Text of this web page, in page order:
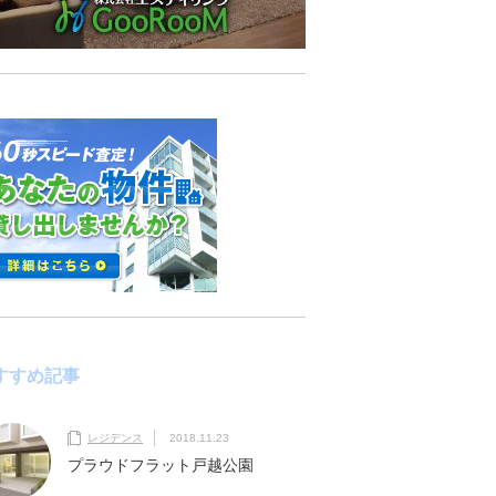
すめ記事
レジデンス 2018.11.23
プラウドフラット戸越公園